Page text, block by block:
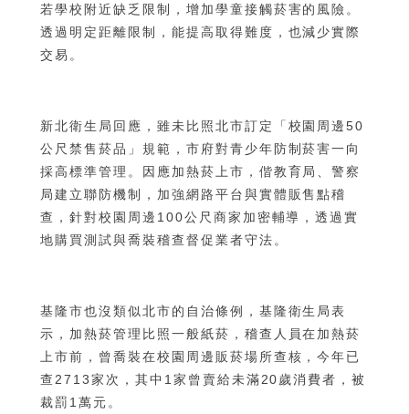
若學校附近缺乏限制，增加學童接觸菸害的風險。
透過明定距離限制，能提高取得難度，也減少實際
交易。
新北衛生局回應，雖未比照北市訂定「校園周邊50
公尺禁售菸品」規範，市府對青少年防制菸害一向
採高標準管理。因應加熱菸上市，偕教育局、警察
局建立聯防機制，加強網路平台與實體販售點稽
查，針對校園周邊100公尺商家加密輔導，透過實
地購買測試與喬裝稽查督促業者守法。
基隆市也沒類似北市的自治條例，基隆衛生局表
示，加熱菸管理比照一般紙菸，稽查人員在加熱菸
上市前，曾喬裝在校園周邊販菸場所查核，今年已
查2713家次，其中1家曾賣給未滿20歲消費者，被
裁罰1萬元。